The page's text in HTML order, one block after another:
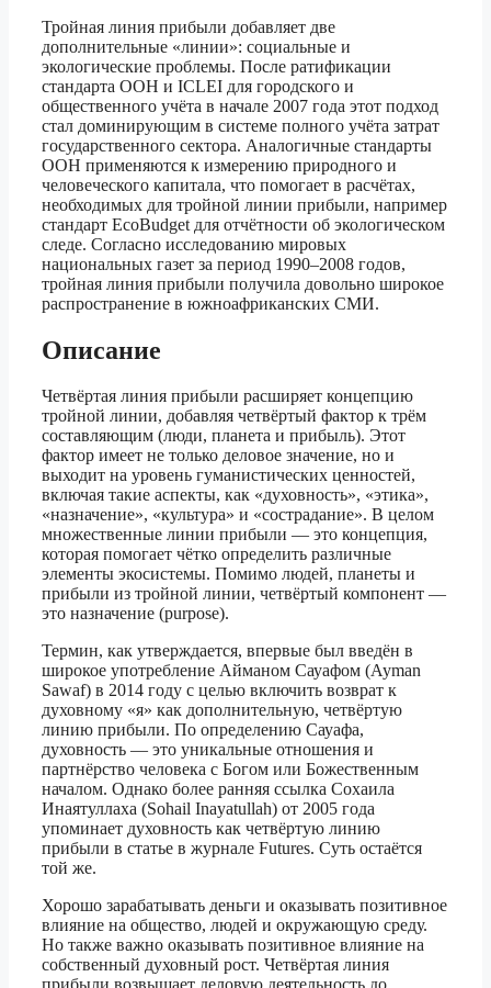
Тройная линия прибыли добавляет две
дополнительные «линии»: социальные и
экологические проблемы. После ратификации
стандарта ООН и ICLEI для городского и
общественного учёта в начале 2007 года этот подход
стал доминирующим в системе полного учёта затрат
государственного сектора. Аналогичные стандарты
ООН применяются к измерению природного и
человеческого капитала, что помогает в расчётах,
необходимых для тройной линии прибыли, например
стандарт EcoBudget для отчётности об экологическом
следе. Согласно исследованию мировых
национальных газет за период 1990–2008 годов,
тройная линия прибыли получила довольно широкое
распространение в южноафриканских СМИ.
Описание
Четвёртая линия прибыли расширяет концепцию
тройной линии, добавляя четвёртый фактор к трём
составляющим (люди, планета и прибыль). Этот
фактор имеет не только деловое значение, но и
выходит на уровень гуманистических ценностей,
включая такие аспекты, как «духовность», «этика»,
«назначение», «культура» и «сострадание». В целом
множественные линии прибыли — это концепция,
которая помогает чётко определить различные
элементы экосистемы. Помимо людей, планеты и
прибыли из тройной линии, четвёртый компонент —
это назначение (purpose).
Термин, как утверждается, впервые был введён в
широкое употребление Айманом Сауафом (Ayman
Sawaf) в 2014 году с целью включить возврат к
духовному «я» как дополнительную, четвёртую
линию прибыли. По определению Сауафа,
духовность — это уникальные отношения и
партнёрство человека с Богом или Божественным
началом. Однако более ранняя ссылка Сохаила
Инаятуллаха (Sohail Inayatullah) от 2005 года
упоминает духовность как четвёртую линию
прибыли в статье в журнале Futures. Суть остаётся
той же.
Хорошо зарабатывать деньги и оказывать позитивное
влияние на общество, людей и окружающую среду.
Но также важно оказывать позитивное влияние на
собственный духовный рост. Четвёртая линия